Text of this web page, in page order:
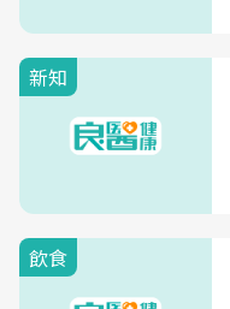
新知
飲食